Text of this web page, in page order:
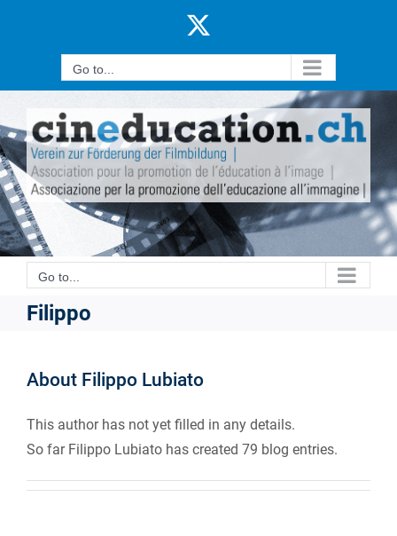
Go to...
Go to...
Filippo
About Filippo Lubiato
This author has not yet filled in any details.
So far Filippo Lubiato has created 79 blog entries.